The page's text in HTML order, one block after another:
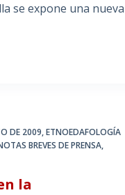
se expone una nueva
DE 2009,ETNOEDAFOLOGÍA
BREVES DE PRENSA,
la